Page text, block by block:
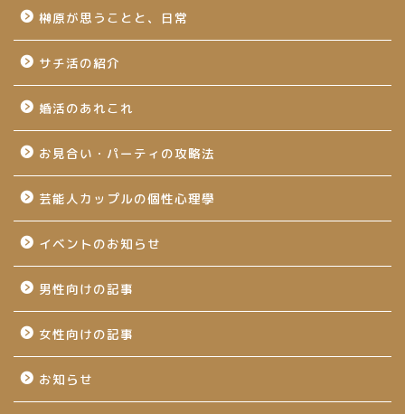
榊原が思うことと、日常
サチ活の紹介
婚活のあれこれ
お見合い・パーティの攻略法
芸能人カップルの個性心理學
イベントのお知らせ
男性向けの記事
女性向けの記事
お知らせ